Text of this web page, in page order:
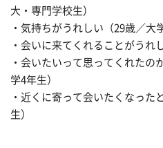
大・専門学校生）
・気持ちがうれしい（29歳／大
・会いに来てくれることがうれ
・会いたいって思ってくれたの
学4年生）
・近くに寄って会いたくなった
生）